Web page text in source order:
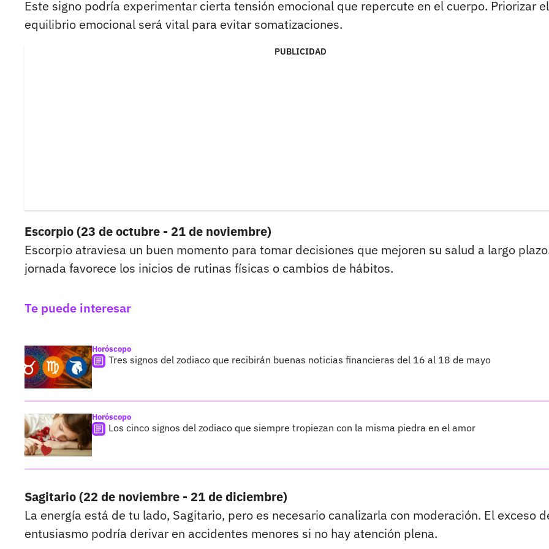
Este signo podría experimentar cierta tensión emocional que repercute en el cuerpo. Priorizar el
equilibrio emocional será vital para evitar somatizaciones.
PUBLICIDAD
Escorpio (23 de octubre - 21 de noviembre)
Escorpio atraviesa un buen momento para tomar decisiones que mejoren su salud a largo
jornada favorece los inicios de rutinas físicas o cambios de hábitos.
Te puede interesar
Horóscopo
Tres signos del zodiaco que recibirán buenas noticias financieras del 16 al 18 de mayo
Horóscopo
Los cinco signos del zodiaco que siempre tropiezan con la misma piedra en el amor
Sagitario (22 de noviembre - 21 de diciembre)
La energía está de tu lado, Sagitario, pero es necesario canalizarla con moderación. El exceso
entusiasmo podría derivar en accidentes menores si no hay atención plena.